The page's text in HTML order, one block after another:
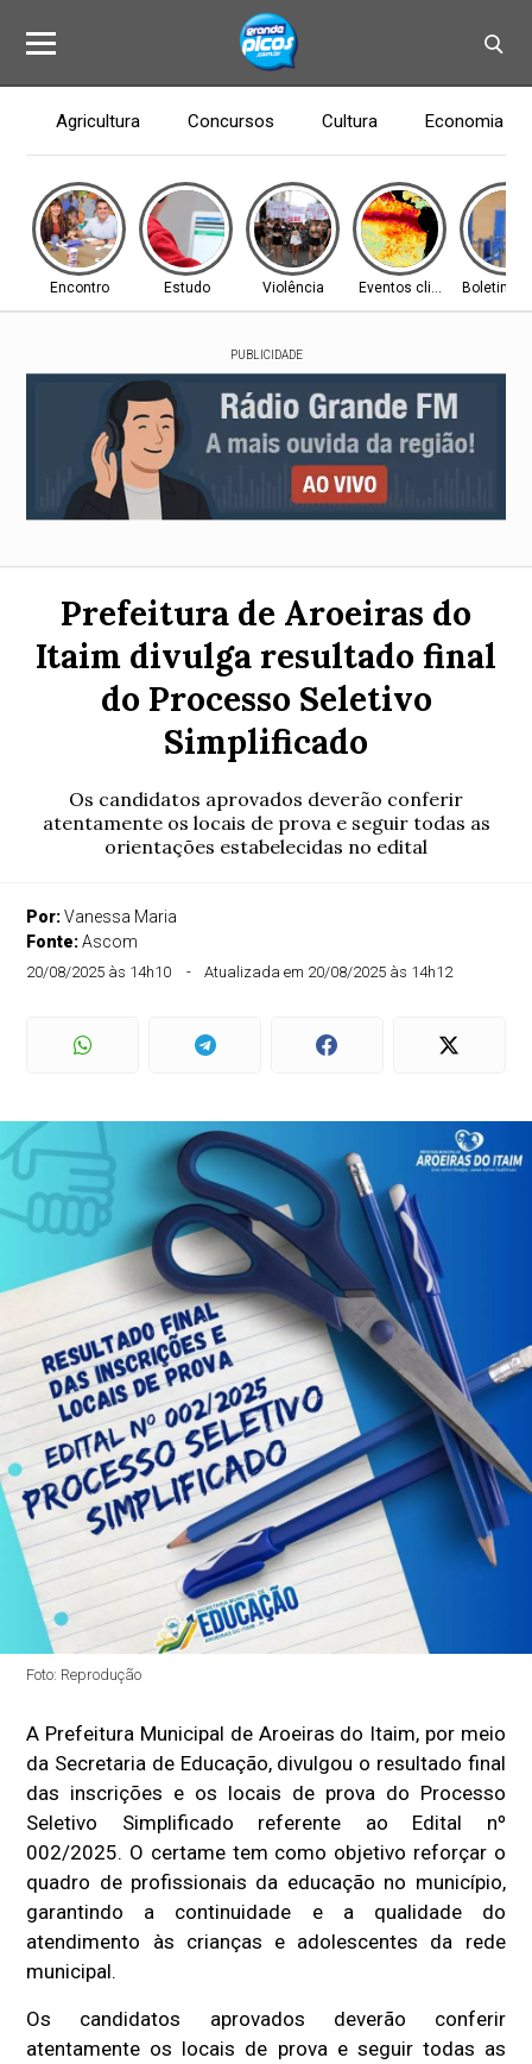
Agricultura Concursos Cultura Economia
Encontro Estudo Violência Eventos climáticosBoletim
PUBLICIDADE
Prefeitura de Aroeiras do
Itaim divulga resultado final
do Processo Seletivo
Simplificado
Os candidatos aprovados deverão conferir
atentamente os locais de prova e seguir todas as
orientações estabelecidas no edital
Por:Vanessa Maria
Fonte:Ascom
20/08/2025 às 14h10 Atualizada em 20/08/2025 às 14h12
Foto: Reprodução
A Prefeitura Municipal de Aroeiras do Itaim, por meio
da Secretaria de Educação, divulgou o resultado final
das inscrições e os locais de prova do Processo
Seletivo Simplificado referente ao Edital nº
002/2025. O certame tem como objetivo reforçar o
quadro de profissionais da educação no município,
garantindo a continuidade e a qualidade do
atendimento às crianças e adolescentes da rede
municipal.
Os candidatos aprovados deverão conferir
atentamente os locais de prova e seguir todas as